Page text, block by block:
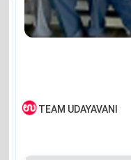
TEAM UDAYAVANI